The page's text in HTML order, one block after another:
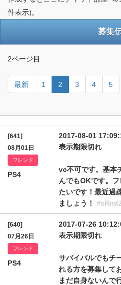
件表示)。
募集
2ページ目
最新 1 2 3 4 5
[641]
08月01日
フレンド
PS4
2017-08-01
表示期限切れ
vc不可です。基本
んでもOKです。
たいです！最近過
ましょう！
[640]
07月26日
フレンド
PS4
2017-07-26
表示期限切れ
サバイバルでもチ
れる方を募集して
まだ自身ないんで